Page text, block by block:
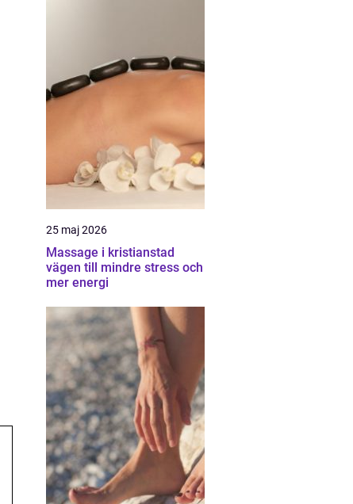
25 maj 2026
Massage i kristianstad
vägen till mindre stress och
mer energi